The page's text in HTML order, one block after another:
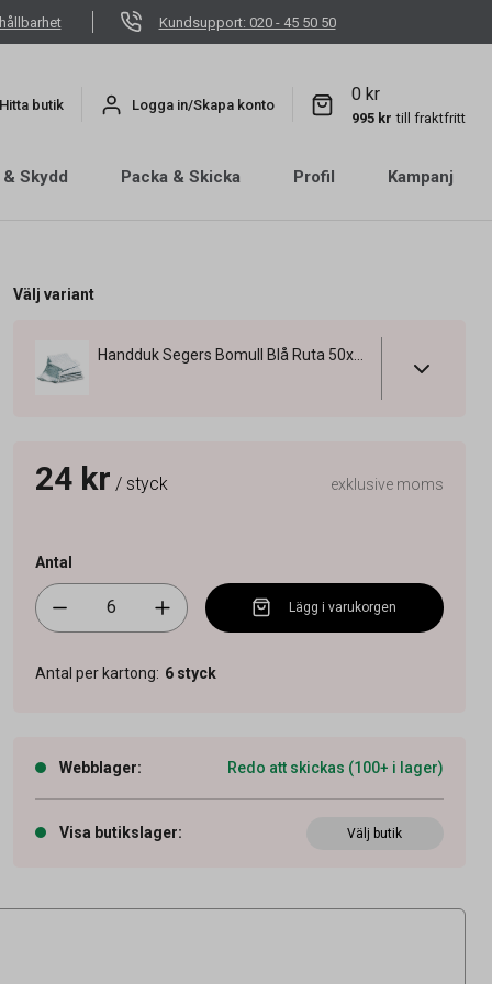
Kundsupport: 020 - 45 50 50
Hitta butik Logga in/Skapa konto
0 kr
995 kr till fraktfritt
Skydd Packa & Skicka Profil Kampanj
Välj variant
Handduk Segers Bomull Blå Ruta 50x70cm
24 kr / styck exklusive moms
Antal
Lägg i varukorgen
Antal per kartong: 6 styck
Webblager: Redo att skickas (100+ i lager)
Visa butikslager: Välj butik